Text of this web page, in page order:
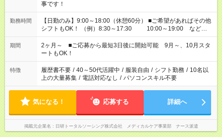
事です！
勤務時間
【日勤のみ】9:00～18:00（休憩60分） ■ご希望があればその他
シフトもOK！ （例）8:30～17:30 10:00～19:00 など
「家族とお休みを合わせたい」 「余裕を持って夕飯の準備がし
たい」 「できれば残業はしたくない」 など、ご希望があれば教
えてくださいね。 ※Wワーク希望の方へ 今ご覧のお仕事で希望
する勤務時間と、もう1つのお仕事の勤務時間。 合計で週40時
間を超える場合は応募できません
期間
2ヶ月～ ■ご応募から最短3日後に開始可能 9月～、10月スタ
ートもOK！
特徴 履歴書不要 / 40～50代活躍中 / 服装自由 / シフト勤務 / 10名以
上の大量募集 / 電話対応なし / パソコンスキル不要
気になる！ 応募する 詳細へ
掲載元企業名 日研トータルソーシング株式会社 メディカルケア事業部 ナース派遣